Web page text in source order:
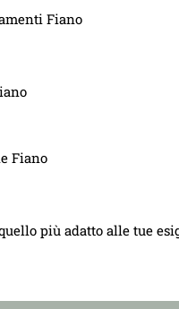
Fiano
Fiano
più adatto alle tue